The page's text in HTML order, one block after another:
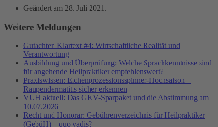
Geändert am 28. Juli 2021 .
Weitere Meldungen
Gutachten Klartext #4: Wirtschaftliche Realität und
Verantwortung
Ausbildung und Überprüfung: Welche Sprachkenntnisse sind
für angehende Heilpraktiker empfehlenswert?
Praxiswissen: Eichenprozessionsspinner-Hochsaison –
Raupendermatitis sicher erkennen
VUH aktuell: Das GKV-Sparpaket und die Abstimmung am
10.07.2026
Recht und Honorar: Gebührenverzeichnis für Heilpraktiker
(GebüH) – quo vadis?